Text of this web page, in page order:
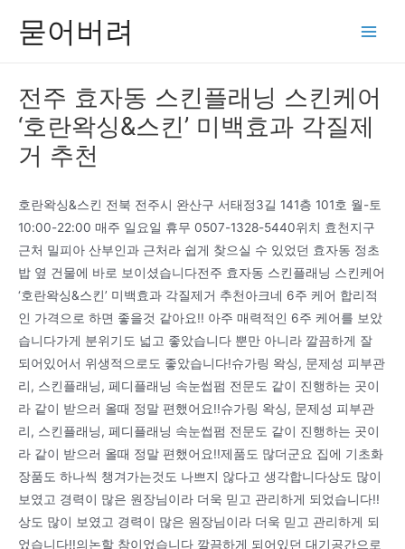
묻어버려
전주 효자동 스킨플래닝 스킨케어
‘호란왁싱&스킨’ 미백효과 각질제
거 추천
호란왁싱&스킨 전북 전주시 완산구 서태정3길 141층 101호 월-토
10:00-22:00 매주 일요일 휴무 0507-1328-5440위치 효천지구
근처 밀피아 산부인과 근처라 쉽게 찾으실 수 있었던 효자동 정초
밥 옆 건물에 바로 보이셨습니다전주 효자동 스킨플래닝 스킨케어
‘호란왁싱&스킨’ 미백효과 각질제거 추천아크네 6주 케어 합리적
인 가격으로 하면 좋을것 같아요!! 아주 매력적인 6주 케어를 보았
습니다가게 분위기도 넓고 좋았습니다 뿐만 아니라 깔끔하게 잘
되어있어서 위생적으로도 좋았습니다!슈가링 왁싱, 문제성 피부관
리, 스킨플래닝, 페디플래닝 속눈썹펌 전문도 같이 진행하는 곳이
라 같이 받으러 올때 정말 편했어요!!슈가링 왁싱, 문제성 피부관
리, 스킨플래닝, 페디플래닝 속눈썹펌 전문도 같이 진행하는 곳이
라 같이 받으러 올때 정말 편했어요!!제품도 많더군요 집에 기초화
장품도 하나씩 챙겨가는것도 나쁘지 않다고 생각합니다상도 많이
보였고 경력이 많은 원장님이라 더욱 믿고 관리하게 되었습니다!!
상도 많이 보였고 경력이 많은 원장님이라 더욱 믿고 관리하게 되
었습니다!!의논할 참이었습니다 깔끔하게 되어있던 대기공간으로